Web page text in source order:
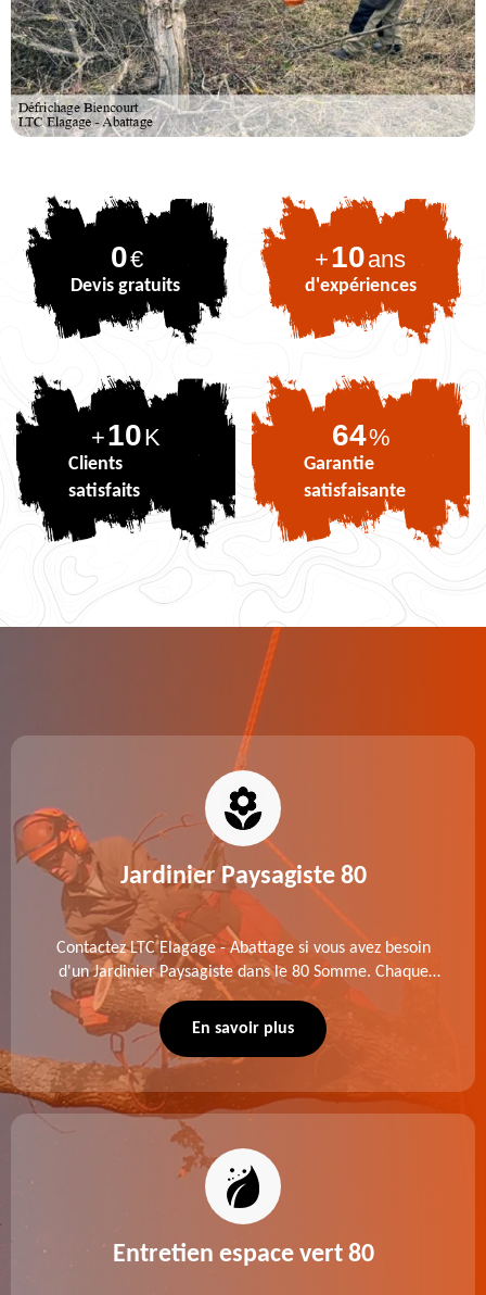
0€
Devis gratuits
+10ans
d'expériences
+10K
Clients
satisfaits
78%
Garantie
satisfaisante
Jardinier Paysagiste 80
Contactez LTC Elagage - Abattage si vous avez besoin
d'un Jardinier Paysagiste dans le 80 Somme. Chaque
intervention est exécutée selon les normes en vigueur.
Découvrez un extérieur exceptionnel grâce à notre
En savoir plus
Entretien espace vert 80